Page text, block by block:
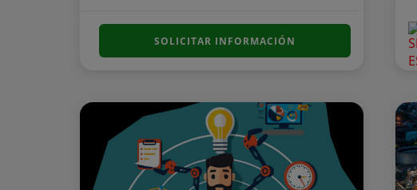
SOLICITAR INFORMACIÓN